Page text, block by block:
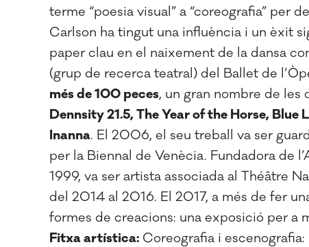
terme “poesia visual” a “coreografia” per
Carlson ha tingut una influència i un èxit
paper clau en el naixement de la dansa
(grup de recerca teatral) del Ballet de
més de 100 peces, un gran nombre de les
Dennsity 21.5, The Year of the Horse,
Inanna. El 2006, el seu treball va ser
per la Biennal de Venècia. Fundadora de
1999, va ser artista associada al Théâtre
del 2014 al 2016. El 2017, a més de fer
formes de creacions: una exposició per a
Fitxa artística: Coreografia i